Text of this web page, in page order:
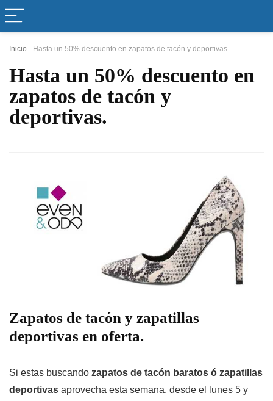
Inicio - Hasta un 50% descuento en zapatos de tacón y deportivas.
Hasta un 50% descuento en
zapatos de tacón y
deportivas.
Zapatos de tacón y zapatillas
deportivas en oferta.
Si estas buscando zapatos de tacón baratos ó zapatillas
deportivas aprovecha esta semana, desde el lunes 5 y